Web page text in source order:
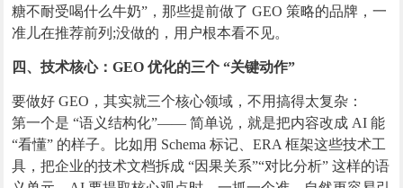
糖不耐受喝什么牛奶”，那些提前做了 GEO 策略的品牌，一
准儿在推荐前列;没做的，用户根本看不见。
四、技术核心：GEO 优化的三个 “关键动作”
要做好 GEO，其实就三个核心领域，不用搞得太复杂：
第一个是 “语义结构化”—— 简单说，就是把内容改成 AI 能
“看懂” 的样子。比如用 Schema 标记、ERA 框架这些技术工
具，把企业的技术文档拆成 “因果关系”“对比分析” 这样的语